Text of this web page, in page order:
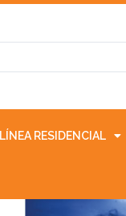
LÍNEA RESIDENCIAL